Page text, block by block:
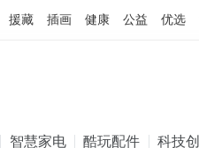
援藏 插画 健康 公益 优选
智慧家电 酷玩配件 科技
凌